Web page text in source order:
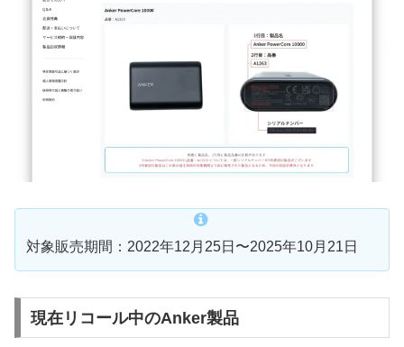
対象販売期間：2022年12月25日〜2025年10月21日
現在リコール中のAnker製品